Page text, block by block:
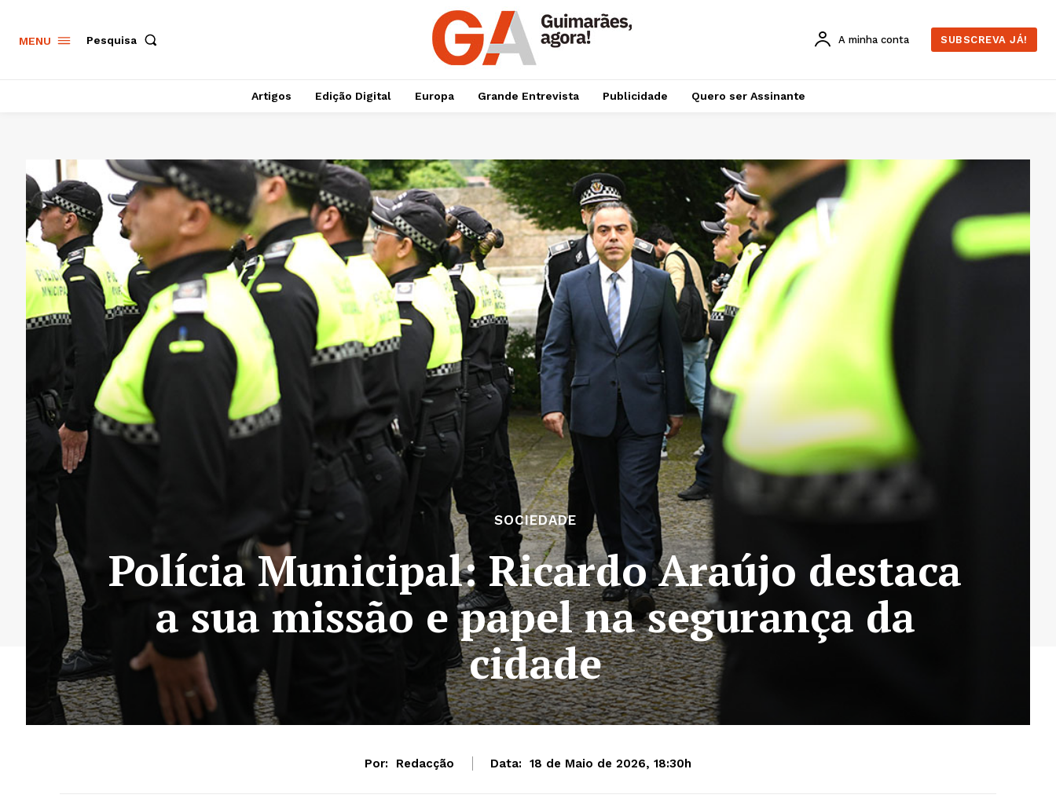
MENU Pesquisa A minha conta SUBSCREVA JÁ!
Artigos Edição Digital Europa Grande Entrevista Publicidade Quero ser Assinante
SOCIEDADE
Polícia Municipal: Ricardo Araújo destaca
a sua missão e papel na segurança da
cidade
Por: Redacção Data: 18 de Maio de 2026, 18:30h